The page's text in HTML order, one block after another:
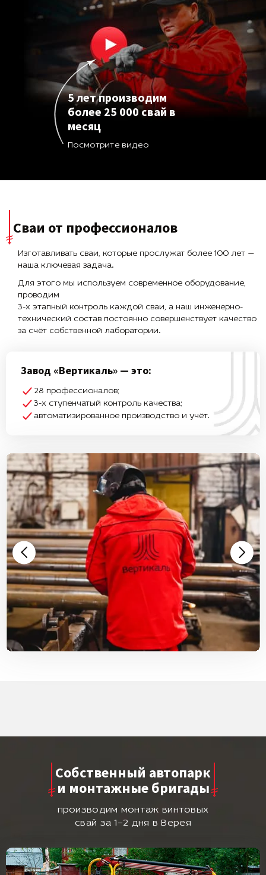
5 лет производим
более 25 000 свай в
месяц
Посмотрите видео
Сваи от профессионалов
Изготавливать сваи, которые прослужат более 100 лет —
наша ключевая задача.
Для этого мы используем современное оборудование,
проводим
3-х этапный контроль каждой сваи, а наш инженерно-
технический состав постоянно совершенствует качество
за счёт собственной лаборатории.
Завод «Вертикаль» — это:
28 профессионалов;
3-х ступенчатый контроль качества;
автоматизированное производство и учёт.
Собственный автопарк
и монтажные бригады
производим монтаж винтовых
свай за 1–2 дня в Верея